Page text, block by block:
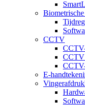
CCTV
CCTV
E-